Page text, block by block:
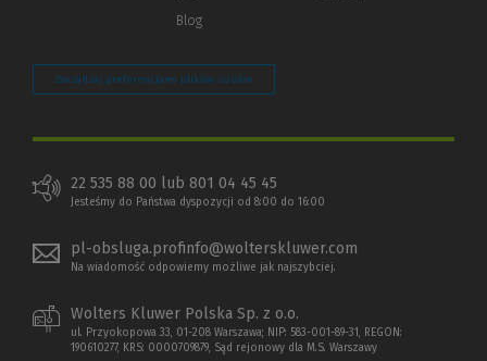
Blog
Zarządzaj preferencjami plików cookie
22 535 88 00 lub 801 04 45 45
Jesteśmy do Państwa dyspozycji od 8:00 do 16:00
pl-obsluga.profinfo@wolterskluwer.com
Na wiadomość odpowiemy możliwe jak najszybciej.
Wolters Kluwer Polska Sp. z o.o.
ul. Przyokopowa 33, 01-208 Warszawa; NIP: 583-001-89-31, REGON:
190610277, KRS: 0000709879, Sąd rejonowy dla M.S. Warszawy